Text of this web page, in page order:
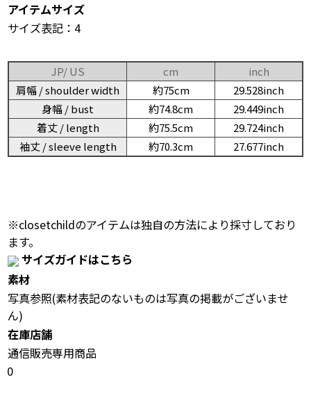
アイテムサイズ
サイズ表記：4
JP/ US cm
inch
肩幅 / shoulder width
約75cm
29.528inch
身幅 / bust
約74.8cm
29.449inch
着丈 / length
約75.5cm
29.724inch
袖丈 / sleeve length
約70.3cm 27.677inch
※closetchildのアイテムは独自の方法により採寸しており
ます。
サイズガイドはこちら
素材
写真参照(素材表記のないものは写真の掲載がございませ
ん)
在庫店舗
通信販売専用商品
0